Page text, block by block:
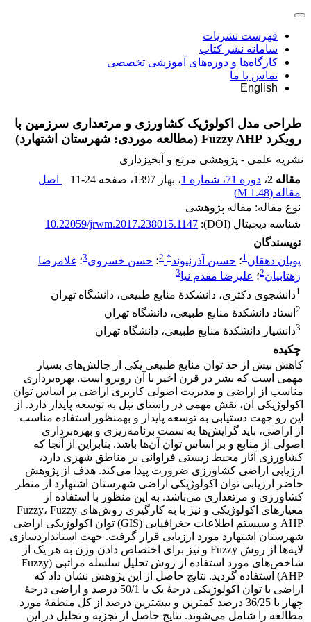
فهرست نشریات
سامانه نشر کتاب
کارگاه‌ها و دوره‌های آموزشی تخصصی
تماس با ما
English
طراحی مدل اکولوژیک کشاورزی و مرتعداری سرزمین با
رویکرد Fuzzy AHP (مطالعه موردی: شهرستان اشتهارد)
نشریه علمی - پژوهشی مرتع و آبخیزداری
مقاله 2
، دوره 71، شماره 1 ، بهار 1397 ، صفحه 11-24
اصل
مقاله (1.48 M
)
نوع مقاله: مقاله پژوهشی
شناسه دیجیتال (DOI):
10.22059/jrwm.2017.238015.1147
نویسندگان
پویان دهقان1؛ حسین آذرنیوند*
2؛ حسن خسروی3؛ غلامرضا
زهتابیان2؛ علیرضا مقدم نیا3
1دانشجوی دکتری، دانشکدۀ منابع طبیعی، دانشگاه تهران
2 استاد دانشکدۀ منابع طبیعی، دانشگاه تهران
3دانشیار دانشکدۀ منابع طبیعی، دانشگاه تهران
چکیده
کاهش بیش از حد توان منابع طبیعی یکی از چالش‌های بسیار
مهمی است که بشر در قرن اخیر با آن روبرو است. بهره‌برداری
مناسب از اراضی و مدیریت اصولی کاربری اراضی بر اساس توان
اکولوژیکی آن، نقش مهمی در راستای نیل به توسعه پایدار دارد. از
این رو جهت دستیابی به توسعه پایدار و به­منظور استفاده مناسب
از اراضی، باید گرایش‌ها به سمت برنامه‌ریزی و بهره‌برداری
اصولی از منابع و بر اساس توان آن‌ها باشد. بنابراین از آنجا که
کشاورزی آثار محیط زیستی فراوانی بر مناطق شهری دارد،
ارزیابی اراضی کشاورزی ضرورت پیدا می‌کند. هدف از پژوهش
حاضر ارزیابی توان اکولوژیکی اراضی شهرستان اشتهارد از منظر
کشاورزی و مرتعداری می‌باشد. به این منظور با استفاده از
معیارهای اکولوژیکی و نیز با به کارگیری روش‌های Fuzzy، Fuzzy
AHP و سیستم اطلاعات جغرافیایی (GIS) توان اکولوژیکی اراضی
شهرستان اشتهارد مورد ارزیابی قرار گرفت. جهت استانداردسازی
لایه‌ها از روش Fuzzy و نیز برای اختصاص دادن وزن به هر یک از
شاخص‌های مورد استفاده از روش تحلیل سلسله مراتبی (Fuzzy
AHP) استفاده گردید. نتایج حاصل از این پژوهش نشان داد که
اراضی با توان اکولوژیکی درجۀ یک با 50/1 درصد و اراضی درجۀ
چهار با 36/25 درصد کمترین و بیشترین درصد از کل منطقۀ مورد
مطالعه را شامل می‌شوند. نتایج حاصل از تجزیه و تحلیل در این